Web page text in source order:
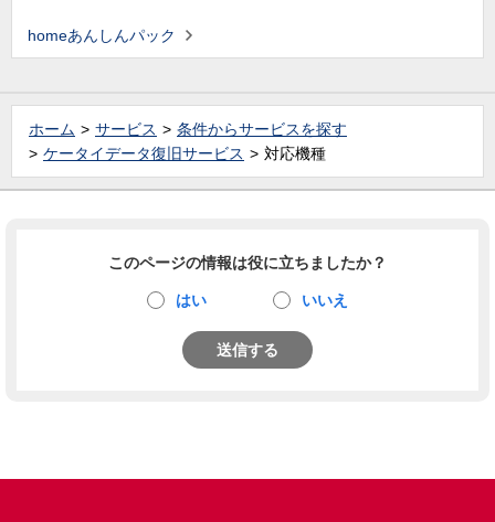
homeあんしんパック
ホーム サービス
条件からサービスを探す
ケータイデータ復旧サービス
対応機種
このページの情報は役に立ちましたか？
はい いいえ
送信する